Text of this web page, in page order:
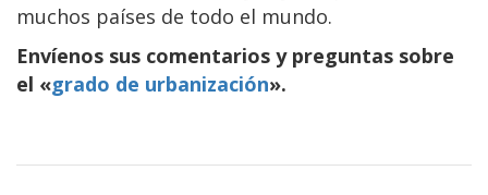
muchos países de todo el mundo.
Envíenos sus comentarios y preguntas sobre
el «grado de urbanización».